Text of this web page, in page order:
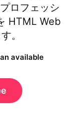
ロフェッシ
HTML Web
。
available